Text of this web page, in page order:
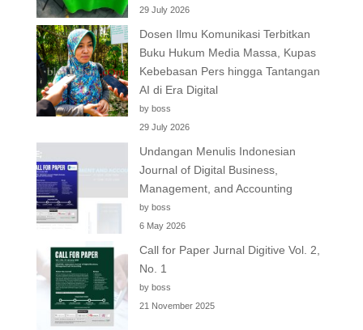
29 July 2026
Dosen Ilmu Komunikasi Terbitkan
Buku Hukum Media Massa, Kupas
Kebebasan Pers hingga Tantangan
AI di Era Digital
by boss
29 July 2026
Undangan Menulis Indonesian
Journal of Digital Business,
Management, and Accounting
by boss
6 May 2026
Call for Paper Jurnal Digitive Vol. 2,
No. 1
by boss
21 November 2025